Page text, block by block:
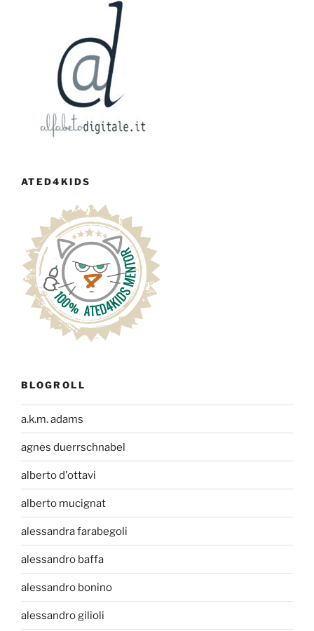
ATED4KIDS
BLOGROLL
a.k.m. adams
agnes duerrschnabel
alberto d'ottavi
alberto mucignat
alessandra farabegoli
alessandro baffa
alessandro bonino
alessandro gilioli